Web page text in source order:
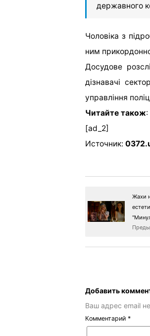
державного
Чоловіка з
ним
Досудове
дізнавачі
управління
Читайте також:
[ad_2]
Источник:
Жахи
Добавить
Ваш адрес email
Комментарий *